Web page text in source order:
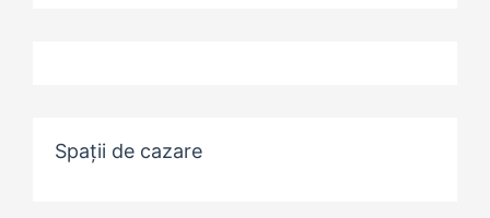
Spații de cazare